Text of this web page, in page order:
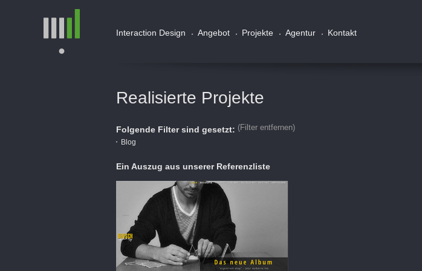
Interaction Design Angebot Projekte Agentur Kontakt
Realisierte Projekte
Folgende Filter sind gesetzt: (Filter entfernen)
Blog
Ein Auszug aus unserer Referenzliste